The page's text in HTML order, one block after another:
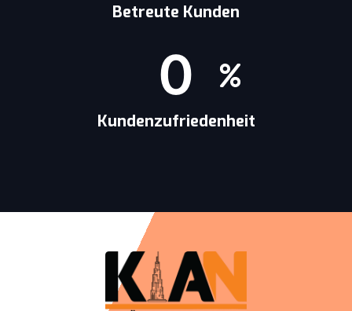
Betreute Kunden
Kundenzufriedenheit
0